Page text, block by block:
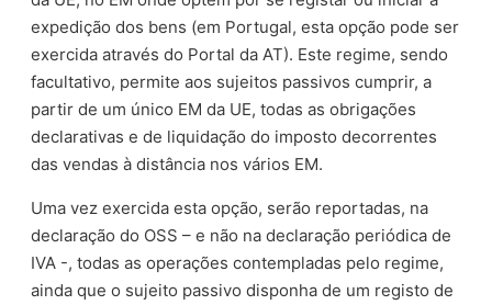
expedição dos bens (em Portugal, esta opção pode ser
exercida através do Portal da AT). Este regime, sendo
facultativo, permite aos sujeitos passivos cumprir, a
partir de um único EM da UE, todas as obrigações
declarativas e de liquidação do imposto decorrentes
das vendas à distância nos vários EM.
Uma vez exercida esta opção, serão reportadas, na
declaração do OSS – e não na declaração periódica de
IVA -, todas as operações contempladas pelo regime,
ainda que o sujeito passivo disponha de um registo de